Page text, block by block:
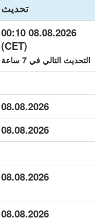
تحديث
08.08.2026 00:10
(CET)
التحديث التالي في 7 ساعة
08.08.2026
08.08.2026
08.08.2026
08.08.2026